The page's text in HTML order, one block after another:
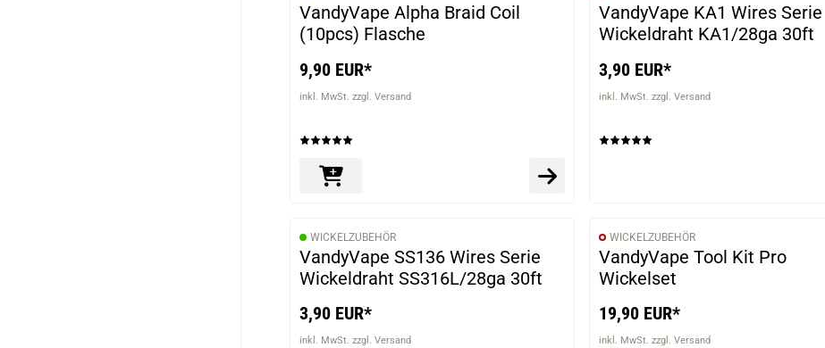
VandyVape Alpha Braid Coil
(10pcs) Flasche
9,90 EUR*
inkl. MwSt. zzgl. Versand
VandyVape KA1 Wires Serie
Wickeldraht KA1/28ga 30ft
3,90 EUR*
inkl. MwSt. zzgl. Versand
WICKELZUBEHÖR
VandyVape SS136 Wires Serie
Wickeldraht SS316L/28ga 30ft
3,90 EUR*
inkl. MwSt. zzgl. Versand
WICKELZUBEHÖR
VandyVape Tool Kit Pro
Wickelset
19,90 EUR*
inkl. MwSt. zzgl. Versand